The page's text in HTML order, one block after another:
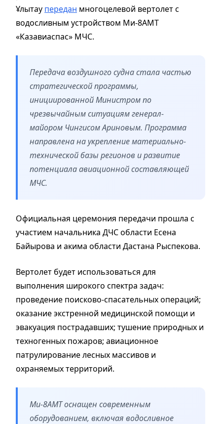
Ұлытау передан многоцелевой вертолет с
водосливным устройством Ми-8АМТ
«Казавиаспас» МЧС.
Передача воздушного судна стала частью
стратегической программы,
инициированной Министром по
чрезвычайным ситуациям генерал-
майором Чингисом Ариновым. Программа
направлена на укрепление материально-
технической базы регионов и развитие
потенциала авиационной составляющей
МЧС.
Официальная церемония передачи прошла с
участием начальника ДЧС области Есена
Байырова и акима области Дастана Рыспекова.
Вертолет будет использоваться для
выполнения широкого спектра задач:
проведение поисково-спасательных операций;
оказание экстренной медицинской помощи и
эвакуация пострадавших; тушение природных и
техногенных пожаров; авиационное
патрулирование лесных массивов и
охраняемых территорий.
Ми-8АМТ оснащен современным
оборудованием, включая водосливное